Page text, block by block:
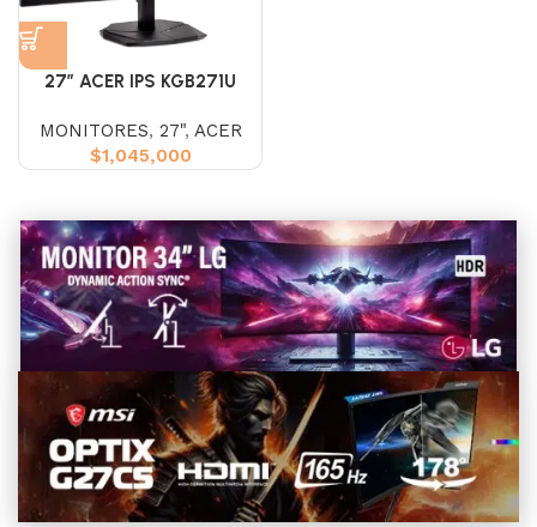
27″ ACER IPS KGB271U
MONITORES, 27", ACER
$1,045,000